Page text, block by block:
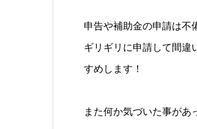
申告や補助金の申請は不
ギリギリに申請して間違
すめします！
また何か気づいた事があ